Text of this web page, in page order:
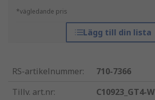
*vägledande pris
Lägg till din lista
RS-artikelnummer:
710-7366
Tillv. art.nr:
C10923_GT4-W